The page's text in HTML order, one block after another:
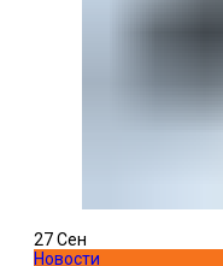
27Сен
Новости